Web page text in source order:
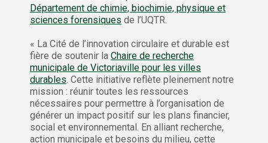
Département de chimie, biochimie, physique et
sciences forensiques de l’UQTR.
« La Cité de l’innovation circulaire et durable est
fière de soutenir la Chaire de recherche
municipale de Victoriaville pour les villes
durables. Cette initiative reflète pleinement notre
mission : réunir toutes les ressources
nécessaires pour permettre à l’organisation de
générer un impact positif sur les plans financier,
social et environnemental. En alliant recherche,
action municipale et besoins du milieu, cette